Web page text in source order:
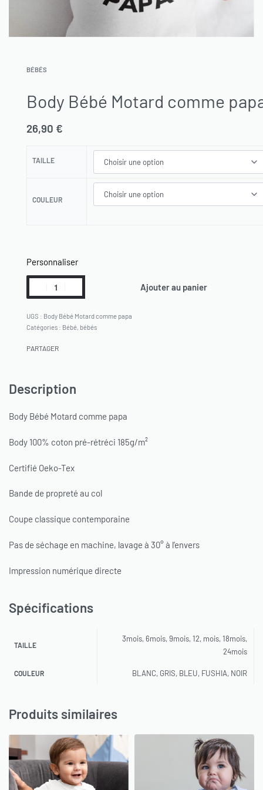
BÉBÉS
Body Bébé Motard comme
26,90 €
TAILLE
COULEUR
Personnaliser
Ajouter au panier
Body Bébé Motard comme papa
Catégories : Bébé, bébés
PARTAGER
Description
Body Bébé Motard comme papa
Body 100% coton pré-rétréci 185g/m²
Certifié Oeko-Tex
Bande de propreté au col
Coupe classique contemporaine
Pas de séchage en machine, lavage à 30° à l’envers
Impression numérique directe
Spécifications
TAILLE
3mois, 6mois, 9mois, 12, mois, 18mois,
24mois
COULEUR BLANC, GRIS, BLEU, FUSHIA, NOIR
Produits similaires